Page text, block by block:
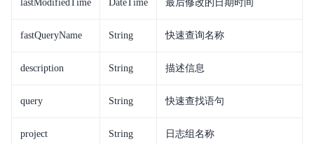
lastModifiedTime DateTime 最后修改的日期时间
fastQueryName String 快速查询名称
description String 描述信息
query String 快速查找语句
project String 日志组名称